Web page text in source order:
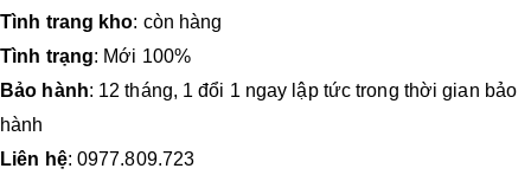
Tình trang kho: còn hàng
Tình trạng: Mới 100%
Bảo hành: 12 tháng, 1 đổi 1 ngay lập tức trong thời gian bảo
hành
Liên hệ: 0977.809.723